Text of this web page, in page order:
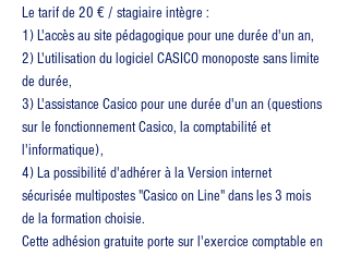
Le tarif de 20 € / stagiaire intègre :
1) L'accès au site pédagogique pour une durée d'un an,
2) L'utilisation du logiciel CASICO monoposte sans limite
de durée,
3) L'assistance Casico pour une durée d'un an (questions
sur le fonctionnement Casico, la comptabilité et
l'informatique),
4) La possibilité d'adhérer à la Version internet
sécurisée multipostes "Casico on Line" dans les 3 mois
de la formation choisie.
Cette adhésion gratuite porte sur l'exercice comptable en